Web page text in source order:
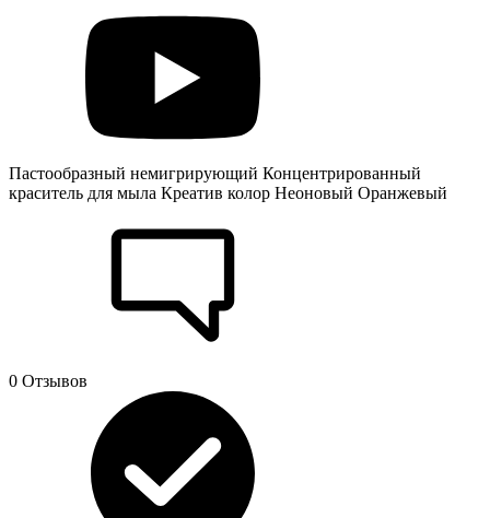
Пастообразный немигрирующий Концентрированный
краситель для мыла Креатив колор Неоновый Оранжевый
0 Отзывов